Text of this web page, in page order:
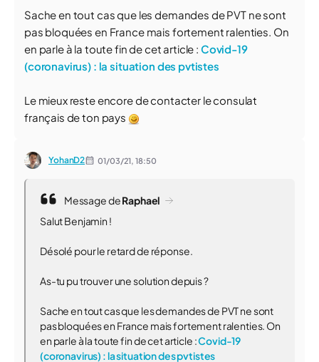
Sache en tout cas que les demandes de PVT ne sont
pas bloquées en France mais fortement ralenties. On
en parle à la toute fin de cet article : Covid-19
(coronavirus) : la situation des pvtistes
Le mieux reste encore de contacter le consulat
français de ton pays
YohanD2 01/03/21,18:50
Message deRaphael
Salut Benjamin !
Désolé pour le retard de réponse.
As-tu pu trouver une solution depuis ?
Sache en tout cas que les demandes de PVT ne sont
pas bloquées en France mais fortement ralenties. On
en parle à la toute fin de cet article :Covid-19
(coronavirus) : la situation des pvtistes